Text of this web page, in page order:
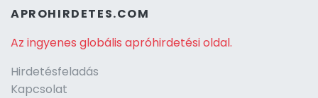
APROHIRDETES.COM
Az ingyenes globális apróhirdetési oldal.
Hirdetésfeladás
Kapcsolat